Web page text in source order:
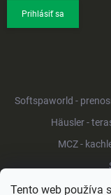
Tento web používa
Prihlásiť sa
Softspaworld -
Häusler -
MCZ -